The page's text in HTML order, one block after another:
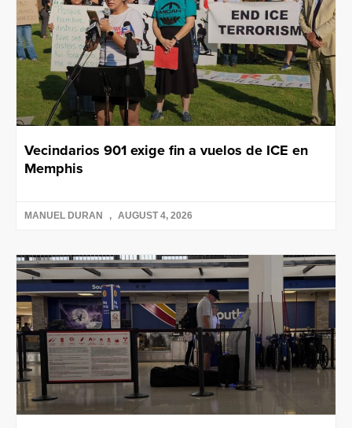
Vecindarios 901 exige fin a vuelos de ICE en
Memphis
MANUEL DURAN AUGUST 4, 2026